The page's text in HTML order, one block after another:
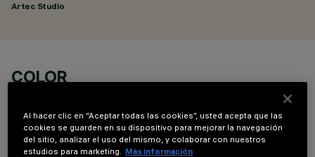
Artec Studio
COLOR
Al hacer clic en “Aceptar todas las cookies”, usted acepta que las
cookies se guarden en su dispositivo para mejorar la navegación
del sitio, analizar el uso del mismo, y colaborar con nuestros
estudios para marketing.
Más información